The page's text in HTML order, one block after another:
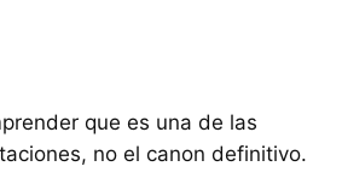
que es una de las
no el canon definitivo.